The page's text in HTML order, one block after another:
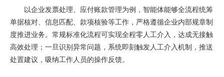
以企业发票处理、应付账款管理为例，智能体能够全流程统筹
单据核对、信息匹配、款项核验等工作，严格遵循企业内部规章制
度推进业务。常规标准化流程可实现全程零人工介入，达成无接触
高效处理；一旦识别异常问题，系统即刻触发人工介入机制，推送
处置建议，吸纳工作人员的操作反馈。